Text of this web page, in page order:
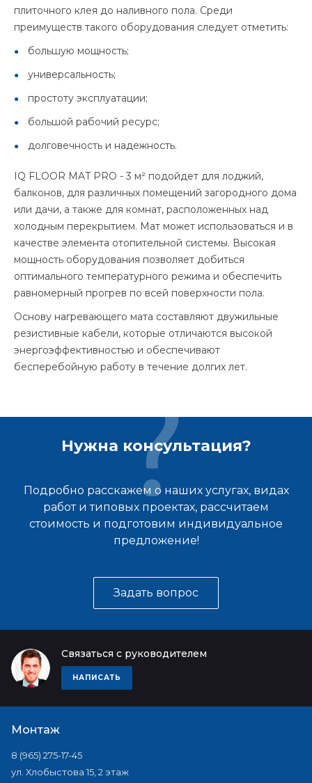
плиточного клея до наливного пола. Среди
преимуществ такого оборудования следует отметить:
большую мощность;
универсальность;
простоту эксплуатации;
большой рабочий ресурс;
долговечность и надежность.
IQ FLOOR MAT PRO - 3 м² подойдет для лоджий,
балконов, для различных помещений загородного дома
или дачи, а также для комнат, расположенных над
холодным перекрытием. Мат может использоваться и в
качестве элемента отопительной системы. Высокая
мощность оборудования позволяет добиться
оптимального температурного режима и обеспечить
равномерный прогрев по всей поверхности пола.
Основу нагревающего мата составляют двужильные
резистивные кабели, которые отличаются высокой
энергоэффективностью и обеспечивают
бесперебойную работу в течение долгих лет.
Нужна консультация?
Подробно расскажем о наших услугах, видах
работ и типовых проектах, рассчитаем
стоимость и подготовим индивидуальное
предложение!
Задать вопрос
Связаться с руководителем
НАПИСАТЬ
Монтаж
8 (965) 275-17-45
ул. Хлобыстова 15, 2 этаж